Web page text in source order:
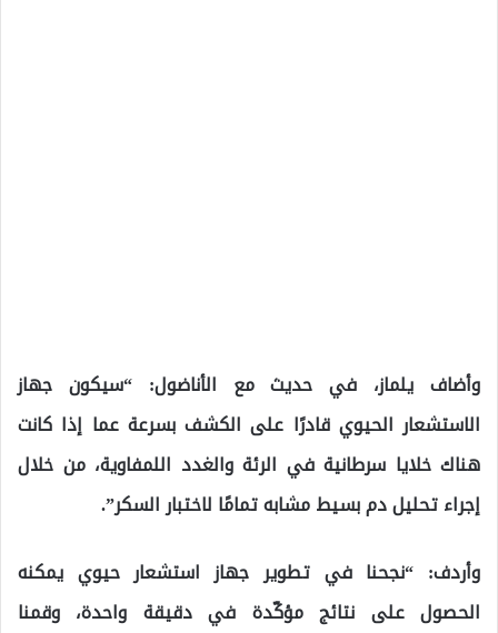
وأضاف يلماز، في حديث مع الأناضول: “سيكون جهاز
الاستشعار الحيوي قادرًا على الكشف بسرعة عما إذا كانت
هناك خلايا سرطانية في الرئة والغدد اللمفاوية، من خلال
إجراء تحليل دم بسيط مشابه تمامًا لاختبار السكر”.
وأردف: “نجحنا في تطوير جهاز استشعار حيوي يمكنه
الحصول على نتائج مؤكّدة في دقيقة واحدة، وقمنا